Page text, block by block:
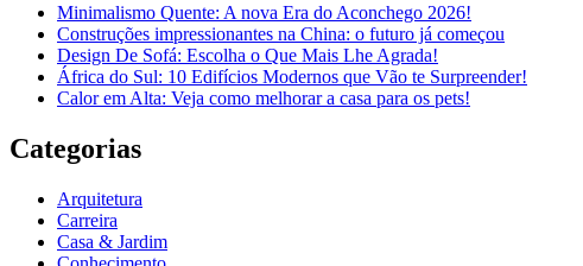
Minimalismo Quente: A nova Era do Aconchego 2026!
Construções impressionantes na China: o futuro já começou
Design De Sofá: Escolha o Que Mais Lhe Agrada!
África do Sul: 10 Edifícios Modernos que Vão te Surpreender!
Calor em Alta: Veja como melhorar a casa para os pets!
Categorias
Arquitetura
Carreira
Casa & Jardim